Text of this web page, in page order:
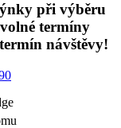
při výběru
termíny
návštěvy!